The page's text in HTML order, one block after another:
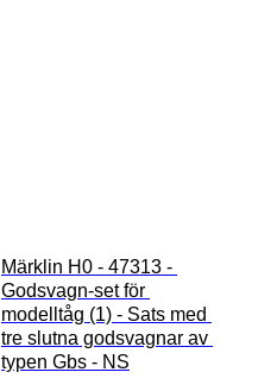
Märklin H0 - 47313 -
Godsvagn-set för
modelltåg (1) - Sats med
tre slutna godsvagnar av
typen Gbs - NS